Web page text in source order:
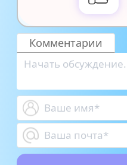
Комментарии